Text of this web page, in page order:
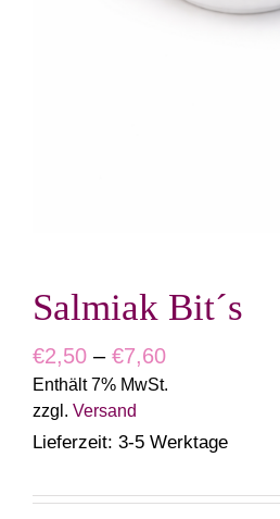
Salmiak Bit´s
€2,50 – €7,60Preisspanne:
€2,50
€7,60
Enthält 7% MwSt.
zzgl. Versand
Lieferzeit: 3-5 Werktage